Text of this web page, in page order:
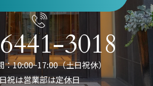
3018
：10:00~17:00（土日祝休）
祝は営業部は定休日